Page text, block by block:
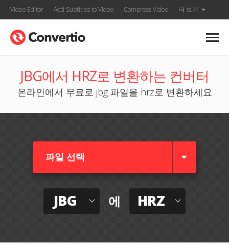
Video Editor Add Subtitles to Video Compress Video 더 보기
JBG에서 HRZ로 변환하는 컨버터
온라인에서 무료로 jbg 파일을 hrz로 변환하세요
파일 선택
JBG 에 HRZ